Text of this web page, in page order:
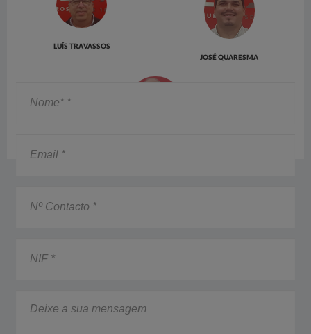
LUÍS TRAVASSOS
JOSÉ QUARESMA
Contacto